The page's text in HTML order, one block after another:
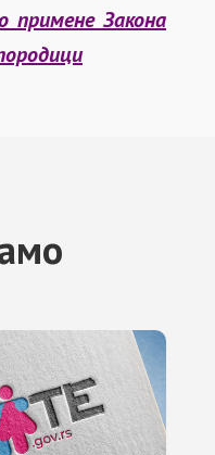
примене Закона